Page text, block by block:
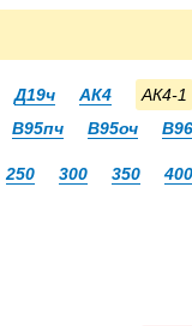
Д19ч АК4 АК4-1
В95пч В95оч В96
250 300 350 400